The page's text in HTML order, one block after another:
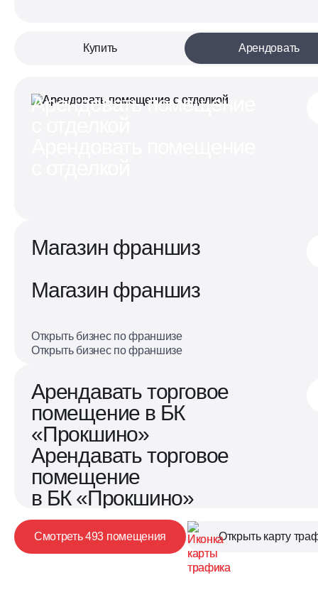
Купить Арендовать
Арендовать помещение
Магазин франшиз
Магазин франшиз
Открыть бизнес по франшизе
Открыть бизнес по франшизе
Арендавать торговое
помещение в БК
«Прокшино»
Арендавать торговое
помещение
в БК «Прокшино»
Смотреть 493 помещения Открыть карту